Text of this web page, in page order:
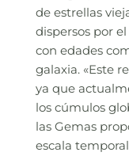
de estrellas
dispersos por
con edades
galaxia. «Este
ya que
los cúmulos
las Gemas
escala